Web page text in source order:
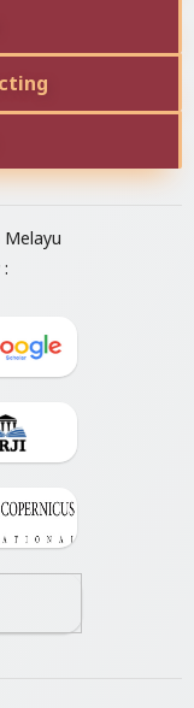
Melayu